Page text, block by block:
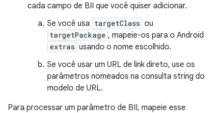
cada campo de BII que você quiser adicionar.
Se você usa targetClass ou
targetPackage , mapeie-os para o Android
extras usando o nome escolhido.
Se você usar um URL de link direto, use os
parâmetros nomeados na consulta string do
modelo de URL.
Para processar um parâmetro de BII, mapeie esse